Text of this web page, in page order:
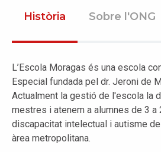
Història Sobre l'ONG
L’Escola Moragas és una escola
Especial fundada pel dr. Jeroni de
Actualment la gestió de l'escola la
mestres i atenem a alumnes de 3 a
discapacitat intelectual i autisme
àrea metropolitana.